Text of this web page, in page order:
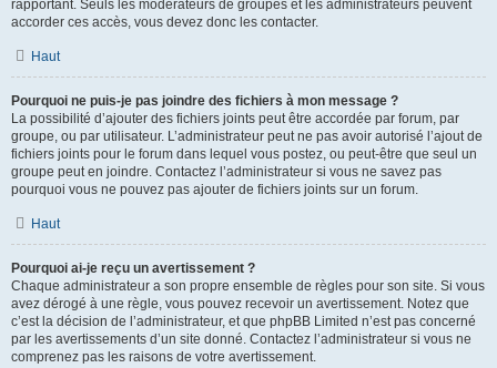
rapportant. Seuls les modérateurs de groupes et les administrateurs peuvent
accorder ces accès, vous devez donc les contacter.
Haut
Pourquoi ne puis-je pas joindre des fichiers à mon message ?
La possibilité d’ajouter des fichiers joints peut être accordée par forum, par
groupe, ou par utilisateur. L’administrateur peut ne pas avoir autorisé l’ajout de
fichiers joints pour le forum dans lequel vous postez, ou peut-être que seul un
groupe peut en joindre. Contactez l’administrateur si vous ne savez pas
pourquoi vous ne pouvez pas ajouter de fichiers joints sur un forum.
Haut
Pourquoi ai-je reçu un avertissement ?
Chaque administrateur a son propre ensemble de règles pour son site. Si vous
avez dérogé à une règle, vous pouvez recevoir un avertissement. Notez que
c’est la décision de l’administrateur, et que phpBB Limited n’est pas concerné
par les avertissements d’un site donné. Contactez l’administrateur si vous ne
comprenez pas les raisons de votre avertissement.